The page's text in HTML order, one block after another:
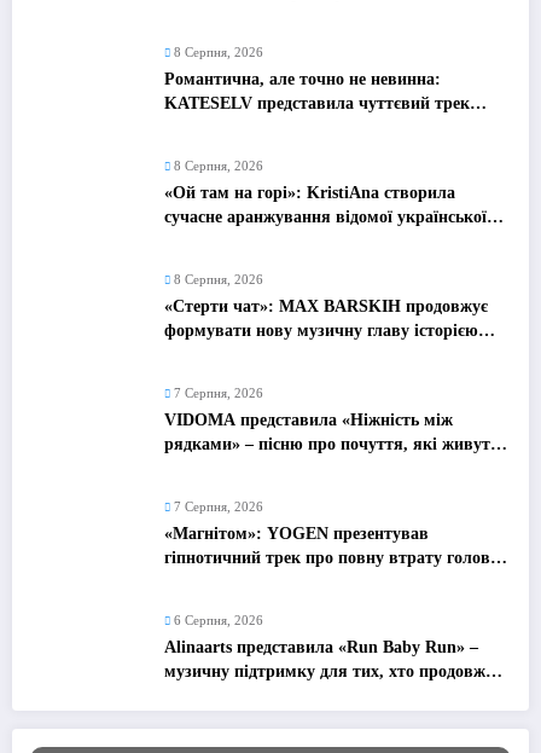
8 Серпня, 2026
Романтична, але точно не невинна:
KATESELV представила чуттєвий трек
8 Серпня, 2026
«Ой там на горі»: KristiAna створила
сучасне аранжування відомої української
8 Серпня, 2026
«Стерти чат»: MAX BARSKIH продовжує
формувати нову музичну главу історією
7 Серпня, 2026
VIDOMA представила «Ніжність між
рядками» – пісню про почуття, які живуть
7 Серпня, 2026
«Магнітом»: YOGEN презентував
гіпнотичний трек про повну втрату голови
6 Серпня, 2026
Alinaarts представила «Run Baby Run» –
музичну підтримку для тих, хто продовжує